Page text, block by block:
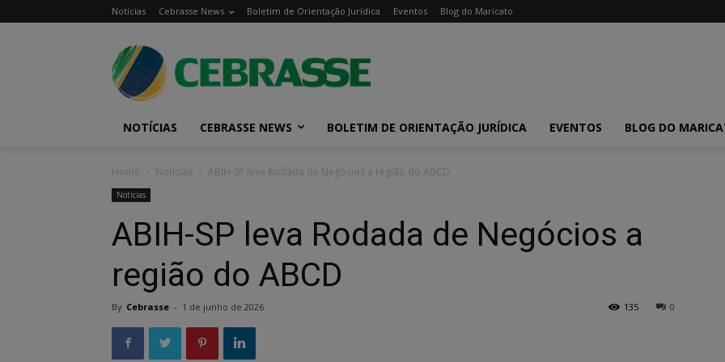
Notícias Cebrasse News Boletim de Orientação Jurídica Eventos Blog do Maricato
NOTÍCIAS CEBRASSE NEWS BOLETIM DE ORIENTAÇÃO JURÍDICA EVENTOS BLOG DO
Home Notícias ABIH-SP leva Rodada de Negócios a região do ABCD
Notícias
ABIH-SP leva Rodada de Negócios a
região do ABCD
By Cebrasse - 1 de junho de 2026 0
135